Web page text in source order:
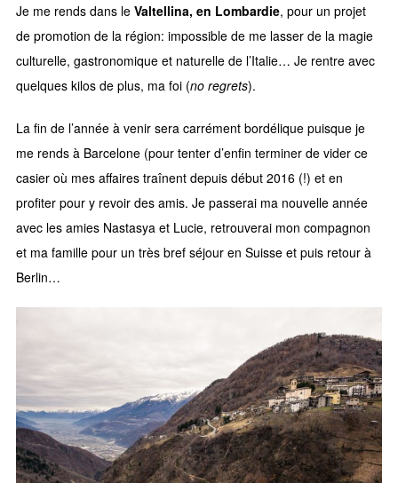
Je me rends dans le Valtellina, en Lombardie, pour un projet
de promotion de la région: impossible de me lasser de la magie
culturelle, gastronomique et naturelle de l’Italie… Je rentre avec
quelques kilos de plus, ma foi (no regrets).
La fin de l’année à venir sera carrément bordélique puisque je
me rends à Barcelone (pour tenter d’enfin terminer de vider ce
casier où mes affaires traînent depuis début 2016 (!) et en
profiter pour y revoir des amis. Je passerai ma nouvelle année
avec les amies Nastasya et Lucie, retrouverai mon compagnon
et ma famille pour un très bref séjour en Suisse et puis retour à
Berlin…